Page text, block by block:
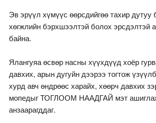
Эв эрүүл хүмүүс өөрсдийгөө тахир дутуу
хөгжлийн бэрхшээлтэй болох эрсдэлтэй
байна.
Ялангуяа өсвөр насны хүүхдүүд хоёр
давхих, арын дугуйн дээрээ тогтож
хурд авч өндрөөс харайх, хөөрч давхих
мопедыг ТОГЛООМ НААДГАЙ мэт
анзаарагддаг.